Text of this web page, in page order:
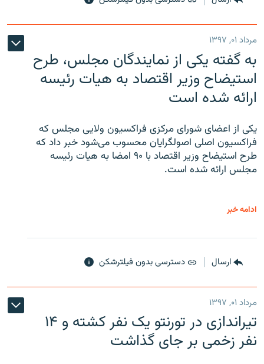
مرداد ۰۱, ۱۳۹۷
به گفته یکی از نمایندگان مجلس، طرح
استیضاح وزیر اقتصاد به هیات رئیسه
ارائه شده است
یکی از اعضای شورای مرکزی فراکسیون ولایی مجلس که
فراکسیون اصلی اصولگرایان محسوب می‌شود خبر داد که
طرح استیضاح وزیر اقتصاد با ۹۰ امضا به هیات رئیسه
مجلس ارائه شده است.
ادامه خبر
ارسال دسترسی بدون فیلترشکن
مرداد ۰۱, ۱۳۹۷
تیراندازی در تورنتو یک نفر کشته و ۱۴
نفر زخمی بر جای گذاشت